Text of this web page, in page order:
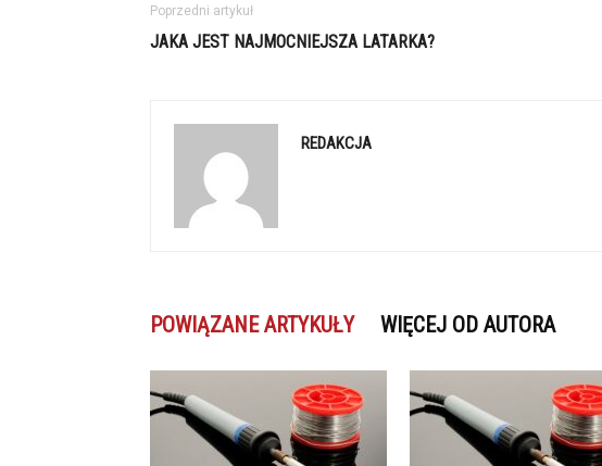
Poprzedni artykuł
JAKA JEST NAJMOCNIEJSZA LATARKA?
REDAKCJA
POWIĄZANE ARTYKUŁY WIĘCEJ OD AUTORA